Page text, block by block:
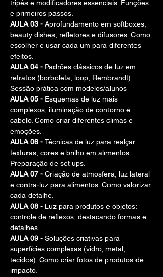
tripés e modificadores essenciais. Funções
e primeiros passos.
AULA 03 - Aprofundamento em softboxes,
beauty dishes, refletores e difusores. Como
escolher e usar cada um para diferentes
efeitos.
AULA 04 - Padrões clássicos de luz em
retratos (borboleta, loop, Rembrandt).
Sessão prática com modelos/alunos
AULA 05 - Esquemas de luz mais
complexos, iluminação de contorno e
cabelo. Como criar diferentes climas e
emoções.
AULA 06 - Técnicas de luz para realçar
texturas, cores e brilho em alimentos.
Preparação de set ups.
AULA 07 - Criação de atmosfera, luz lateral
e contra-luz para alimentos. Como valorizar
cada detalhe.
AULA 08 - Luz para produtos e objetos:
controle de reflexos, destacando formas e
detalhes.
AULA 09 - Soluções criativas para
superfícies complexas (vidro, metal,
tecidos). Como criar fotos de produtos de
impacto.